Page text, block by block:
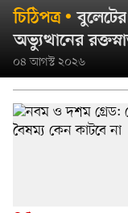
চিঠিপত্র
অভ্যুত্থানের
০৪ আগস্ট ২০২৬